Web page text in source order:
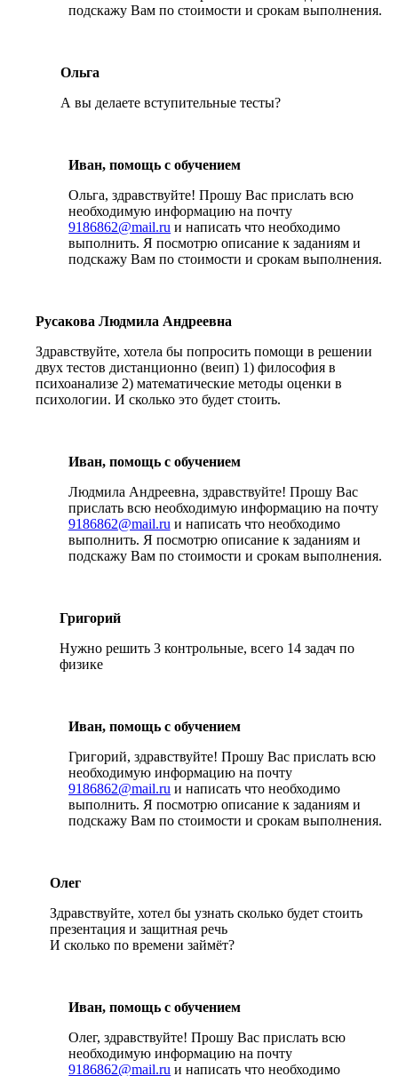
подскажу Вам по стоимости и срокам выполнения.
Ольга
А вы делаете вступительные тесты?
Иван, помощь с обучением
Ольга, здравствуйте! Прошу Вас прислать всю
необходимую информацию на почту
9186862@mail.ru и написать что необходимо
выполнить. Я посмотрю описание к заданиям и
подскажу Вам по стоимости и срокам выполнения.
Русакова Людмила Андреевна
Здравствуйте, хотела бы попросить помощи в решении
двух тестов дистанционно (веип) 1) философия в
психоанализе 2) математические методы оценки в
психологии. И сколько это будет стоить.
Иван, помощь с обучением
Людмила Андреевна, здравствуйте! Прошу Вас
прислать всю необходимую информацию на почту
9186862@mail.ru и написать что необходимо
выполнить. Я посмотрю описание к заданиям и
подскажу Вам по стоимости и срокам выполнения.
Григорий
Нужно решить 3 контрольные, всего 14 задач по
физике
Иван, помощь с обучением
Григорий, здравствуйте! Прошу Вас прислать всю
необходимую информацию на почту
9186862@mail.ru и написать что необходимо
выполнить. Я посмотрю описание к заданиям и
подскажу Вам по стоимости и срокам выполнения.
Олег
Здравствуйте, хотел бы узнать сколько будет стоить
презентация и защитная речь
И сколько по времени займёт?
Иван, помощь с обучением
Олег, здравствуйте! Прошу Вас прислать всю
необходимую информацию на почту
9186862@mail.ru и написать что необходимо